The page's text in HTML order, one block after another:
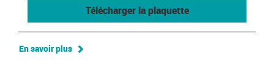
Télécharger la plaquette
En savoir plus